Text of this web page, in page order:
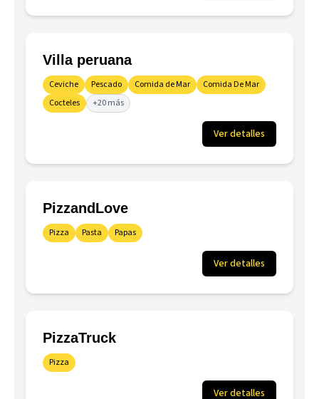
Villa peruana
Ceviche Pescado Comida de Mar
Comida De Mar
Cocteles
+20 más
Ver detalles
PizzandLove
Pizza Pasta Papas
Ver detalles
PizzaTruck
Pizza
Ver detalles